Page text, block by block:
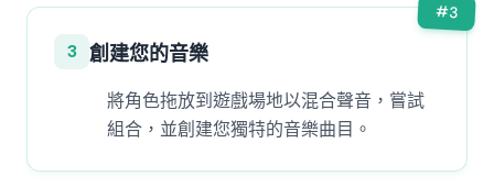
#3
3 創建您的音樂
將角色拖放到遊戲場地以混合聲音，嘗試
組合，並創建您獨特的音樂曲目。